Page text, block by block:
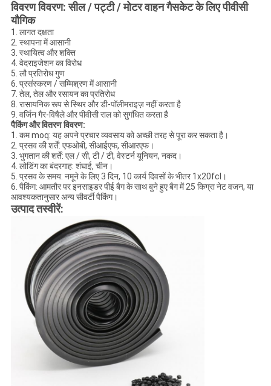
विवरण विवरण: सील / पट्टी / मोटर वाहन गैसकेट के लिए पीवीसी
यौगिक
1. लागत दक्षता
2. स्थापना में आसानी
3. स्थायित्व और शक्ति
4. वेदराइजेशन का विरोध
5. लौ प्रतिरोध गुण
6. प्रसंस्करण / सम्मिश्रण में आसानी
7. तेल, तेल और रसायन का प्रतिरोध
8. रासायनिक रूप से स्थिर और डी-पॉलीमराइज़ नहीं करता है
9. वर्जिन गैर-विषैले और पीवीसी राल को सुगंधित करता है
पैकिंग और वितरण विवरण:
1. कम moq: यह अपने प्रचार व्यवसाय को अच्छी तरह से पूरा कर सकता है।
2. प्रसव की शर्तें: एफओबी, सीआईएफ, सीआरएफ।
3. भुगतान की शर्तें: एल / सी, टी / टी, वेस्टर्न यूनियन, नकद।
4. लोडिंग का बंदरगाह: शंघाई, चीन।
5. प्रसव के समय: नमूने के लिए 3 दिन, 10 कार्य दिवसों के भीतर 1x20fcl।
6. पैकिंग: आमतौर पर इनसाइडर पीई बैग के साथ बुने हुए बैग में 25 किग्रा नेट वजन, या
आवश्यकतानुसार अन्य सीवर्टी पैकिंग।
उत्पाद तस्वीरें: